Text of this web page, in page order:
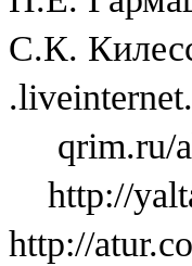
С.К.
qrim.ru/
http://
http://